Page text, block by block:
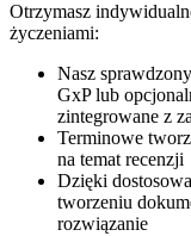
Otrzymasz
życzeniami:
Nasz
GxP lub
zintegrowane z
Terminowe
na temat recenzji
Dzięki
tworzeniu
rozwiązanie